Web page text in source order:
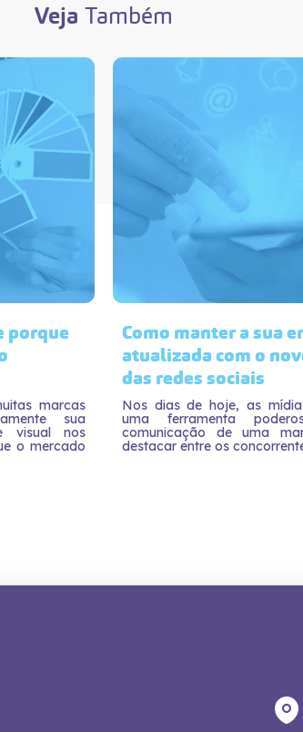
Veja Também
porque
marcas
sua
visual nos
o mercado
Como manter a sua
atualizada com o
das redes sociais
Nos dias de hoje, as
uma ferramenta
comunicação de uma
destacar entre os